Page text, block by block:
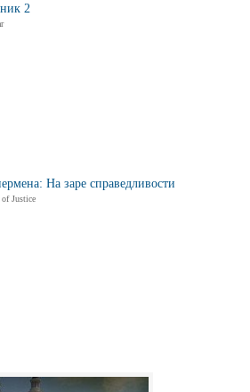
2
На заре справедливости
Justice